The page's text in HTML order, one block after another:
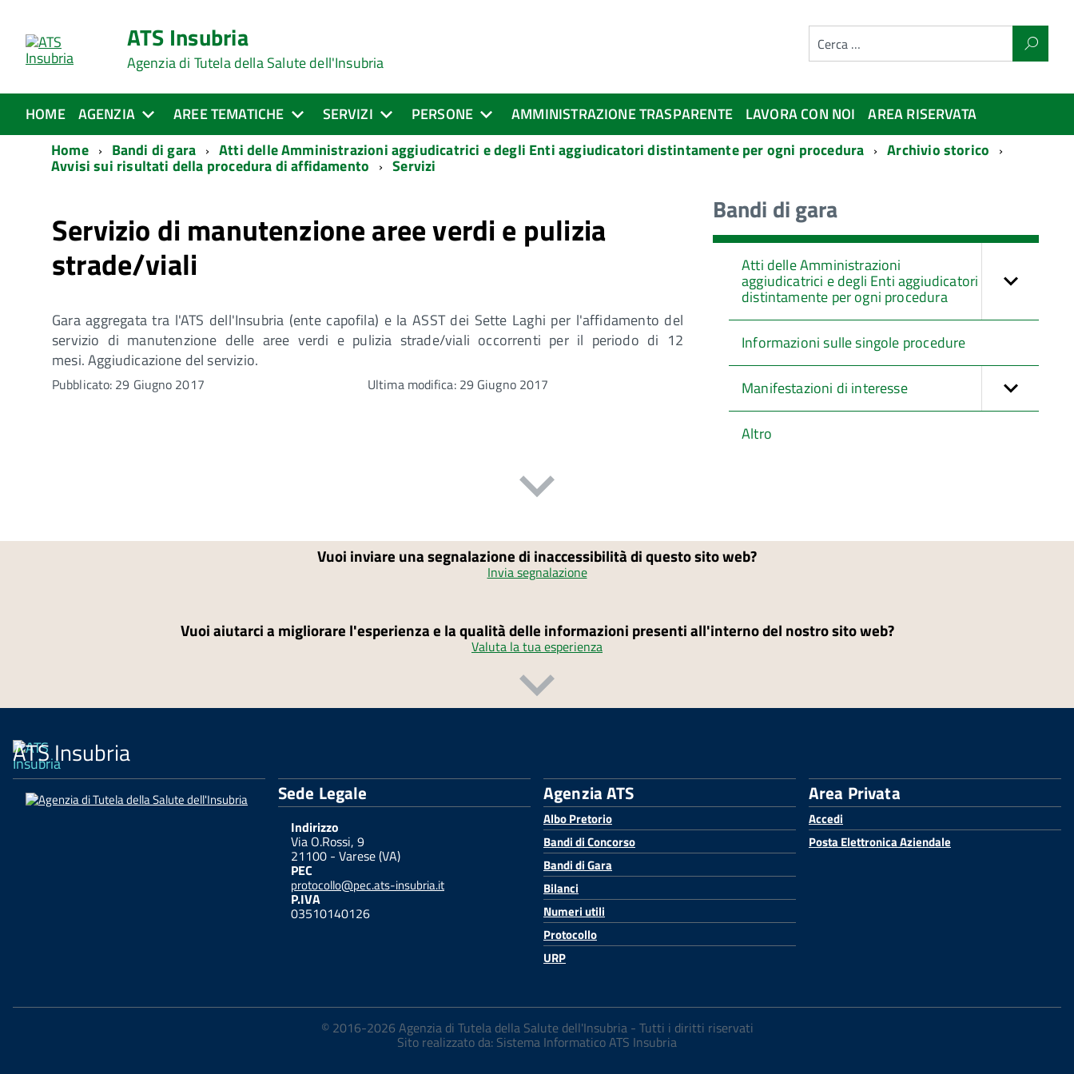
ATS Insubria
Agenzia di Tutela della Salute dell'Insubria
HOME AGENZIA AREE TEMATICHE SERVIZI PERSONE AMMINISTRAZIONE TRASPARENTE LAVORA CON NOI
AREA RISERVATA
Home
Bandi di gara Atti delle Amministrazioni aggiudicatrici e degli Enti aggiudicatori distintamente per ogni procedura Archivio storico
Avvisi sui risultati della procedura di affidamento Servizi
Servizio di manutenzione aree verdi e pulizia
strade/viali
Gara aggregata tra l'ATS dell'Insubria (ente capofila) e la ASST dei Sette Laghi per l'affidamento del
servizio di manutenzione delle aree verdi e pulizia strade/viali occorrenti per il periodo di 12
mesi. Aggiudicazione del servizio.
Pubblicato: 29 Giugno 2017 Ultima modifica: 29 Giugno 2017
Bandi di gara
Atti delle Amministrazioni
aggiudicatrici e degli Enti aggiudicatori
distintamente per ogni procedura
Informazioni sulle singole procedure
Manifestazioni di interesse
Altro
Vuoi inviare una segnalazione di inaccessibilità di questo sito web?
Invia segnalazione
Vuoi aiutarci a migliorare l'esperienza e la qualità delle informazioni presenti all'interno del nostro sito web?
Valuta la tua esperienza
ATS Insubria
Sede Legale
Indirizzo
Via O.Rossi, 9
21100 - Varese (VA)
PEC
protocollo@pec.ats-insubria.it
P.IVA
03510140126
Agenzia ATS
Albo Pretorio
Bandi di Concorso
Bandi di Gara
Bilanci
Numeri utili
Protocollo
URP
Area Privata
Accedi
Posta Elettronica Aziendale
© 2016-2026 Agenzia di Tutela della Salute dell'Insubria - Tutti i diritti riservati
Sito realizzato da: Sistema Informatico ATS Insubria